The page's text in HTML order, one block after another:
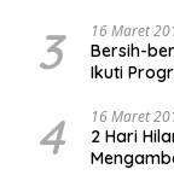
3 16 Maret
Bersih-
Ikuti
4 16 Maret
2 Hari